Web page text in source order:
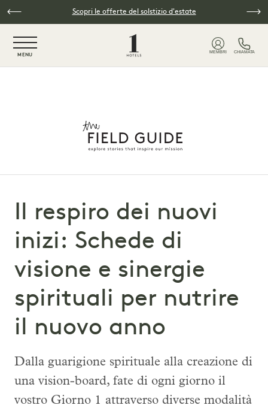
Vai al contenuto principale
Scopri le offerte del solstizio d'estate
MENU
MEMBRI CHIAMATA
Il respiro dei nuovi
inizi: Schede di
visione e sinergie
spirituali per nutrire
il nuovo anno
Dalla guarigione spirituale alla creazione di
una vision-board, fate di ogni giorno il
vostro Giorno 1 attraverso diverse modalità